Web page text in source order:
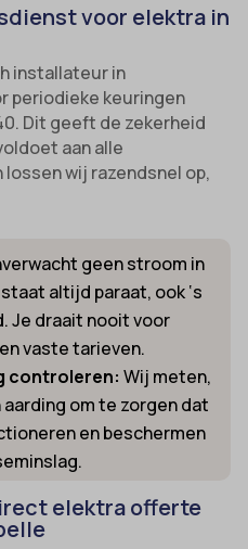
voor elektra in
installateur in
periodieke keuringen
Dit geeft de zekerheid
aan alle
wij razendsnel op,
geen stroom in
altijd paraat, ook ‘s
Je draait nooit voor
vaste tarieven.
controleren: Wij meten,
om te zorgen dat
en beschermen
elektra offerte